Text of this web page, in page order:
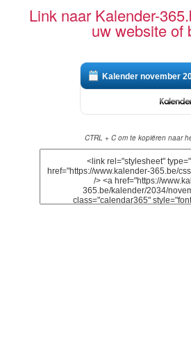
Link naar Kalender-
uw website of
Kalender november
CTRL + C om te kopiëren naar